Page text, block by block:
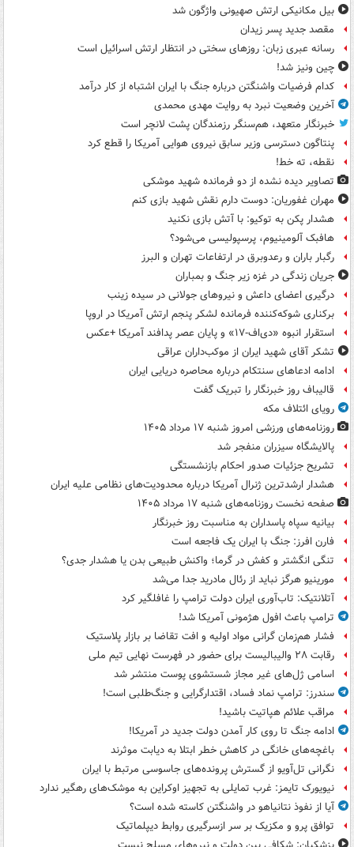
بیل مکانیکی ارتش صهیونی واژگون شد
مقصد جدید پسر زیدان
رسانه عبری زبان: روزهای سختی در انتظار ارتش اسرائیل است
چین ونیز شد!
کدام فرضیات واشنگتن درباره جنگ با ایران اشتباه از کار درآمد
آخرین وضعیت نبرد به روایت مهدی محمدی
خبرنگار متعهد، هم‌سنگر رزمندگان پشت لانچر است
پنتاگون دسترسی وزیر سابق نیروی هوایی آمریکا را قطع کرد
نقطه، ته خط!
تصاویر دیده‌ نشده از دو فرمانده شهید موشکی
مهران غفوریان: دوست دارم نقش شهید بازی کنم
هشدار پکن به توکیو: با آتش بازی نکنید
هافبک آلومینیوم، پرسپولیسی می‌شود؟
رگبار باران و رعدوبرق در ارتفاعات تهران و البرز
جریان زندگی در غزه زیر جنگ و بمباران
درگیری اعضای داعش و نیروهای جولانی در سیده زینب
برکناری شوکه‌کننده فرمانده لشکر پنجم ارتش آمریکا در اروپا
استقرار انبوه «دی‌اف‑۱۷» و پایان عصر پدافند آمریکا +عکس
تشکر آقای شهید ایران از موکب‌داران عراقی
ادامه ادعاهای سنتکام درباره محاصره دریایی ایران
قالیباف روز خبرنگار را تبریک گفت
رویای ائتلاف مکه
روزنامه‌های ورزشی امروز ‌شنبه ۱۷ مرداد ۱۴۰۵
پالایشگاه سیزران منفجر شد
تشریح جزئیات صدور احکام بازنشستگی
هشدار ارشدترین ژنرال آمریکا درباره محدودیت‌های نظامی علیه ایران
صفحه نخست روزنامه‌های شنبه ۱۷ مرداد ۱۴۰۵
بیانیه سپاه پاسداران به مناسبت روز خبرنگار
فارن افرز: جنگ با ایران یک فاجعه است
تنگی انگشتر و کفش در گرما؛ واکنش طبیعی بدن یا هشدار جدی؟
مورینیو هرگز نباید از رئال مادرید جدا می‌شد
آتلانتیک: تاب‌آوری ایران دولت ترامپ را غافلگیر کرد
ترامپ باعث افول هژمونی آمریکا شد!
فشار هم‌زمان گرانی مواد اولیه و افت تقاضا بر بازار پلاستیک
رقابت ۲۸ والیبالیست برای حضور در فهرست نهایی تیم ملی
اسامی ژل‌های غیر مجاز شستشوی پوست منتشر شد
سندرز: ترامپ نماد فساد، اقتدارگرایی و جنگ‌طلبی است!
مراقب علائم هپاتیت باشید!
ادامه جنگ تا روی کار آمدن دولت جدید در آمریکا!
باغچه‌های خانگی در کاهش خطر ابتلا به دیابت موثرند
نگرانی تل‌آویو از گسترش پرونده‌های جاسوسی مرتبط با ایران
نیویورک تایمز: غرب تمایلی به تجهیز اوکراین به موشک‌های رهگیر ندارد
آیا از نفوذ نتانیاهو در واشنگتن کاسته شده است؟
توافق پرو و مکزیک بر سر ازسرگیری روابط دیپلماتیک